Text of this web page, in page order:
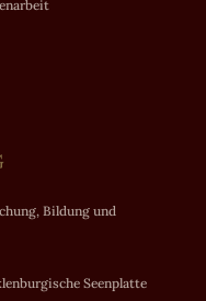
Bildung und
Seenplatte